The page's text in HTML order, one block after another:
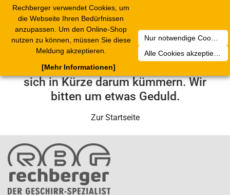
Rechberger verwendet Cookies, um
die Webseite Ihren Bedürfnissen
anzupassen. Um den Online-Shop
nutzen zu können, müssen Sie diese
Meldung akzeptieren.
Nur notwendige Cookies akzeptieren
Alle Cookies akzeptieren
[Mehr Informationen]
Leider ist ein technischer Fehler
aufgetreten. Unser Service-Team wird
sich in Kürze darum kümmern. Wir
bitten um etwas Geduld.
Zur Startseite